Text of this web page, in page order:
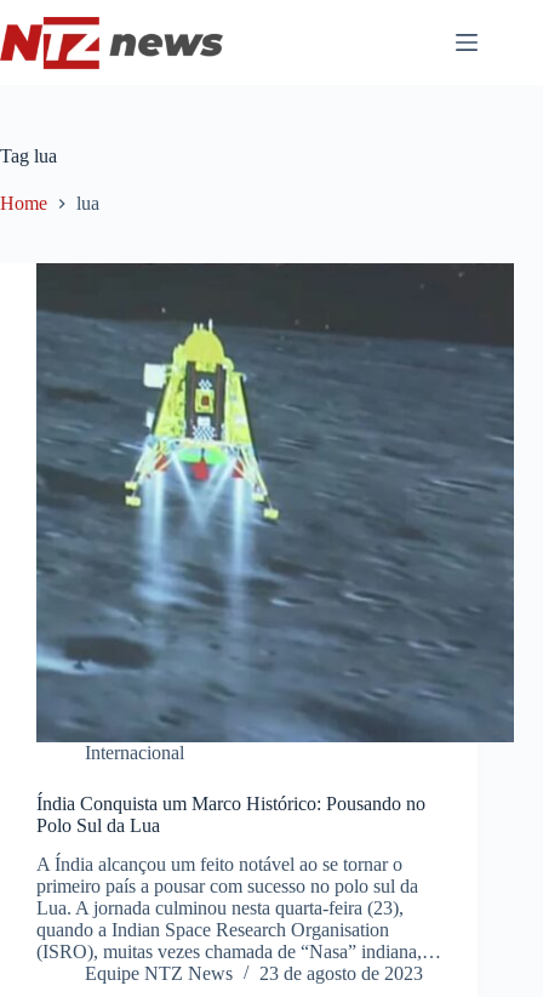
para
o
conteúdo
Tag lua
Home lua
Internacional
Índia Conquista um Marco Histórico: Pousando no
Polo Sul da Lua
A Índia alcançou um feito notável ao se tornar o
primeiro país a pousar com sucesso no polo sul da
Lua. A jornada culminou nesta quarta-feira (23),
quando a Indian Space Research Organisation
(ISRO), muitas vezes chamada de “Nasa” indiana,…
Equipe NTZ News
23 de agosto de 2023